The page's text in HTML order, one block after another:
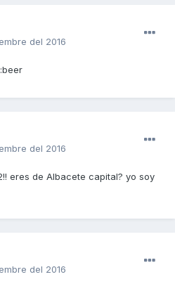
del 2016
del 2016
eres de Albacete capital? yo soy
del 2016